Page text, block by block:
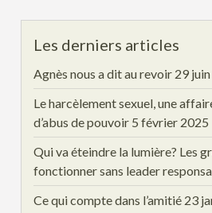
Les derniers articles
Agnès nous a dit au revoir 29
Le harcèlement sexuel, une
d’abus de pouvoir 5 février 2025
Qui va éteindre la lumière? Les
fonctionner sans leader
Ce qui compte dans l’amitié 23